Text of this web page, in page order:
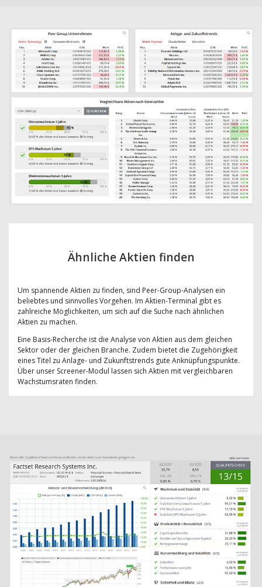
Ähnliche Aktien finden
Um spannende Aktien zu finden, sind Peer-Group-Analysen ein
beliebtes und sinnvolles Vorgehen. Im Aktien-Terminal gibt es
zahlreiche Möglichkeiten, um sich auf die Suche nach ähnlichen
Aktien zu machen.
Eine Basis-Recherche ist die Analyse von Aktien aus dem gleichen
Sektor oder der gleichen Branche. Zudem bietet die Zugehörigkeit
eines Titel zu Anlage- und Zukunftstrends gute Anknüpfungspunkte.
Über unser Screener-Modul lassen sich Aktien mit vergleichbaren
Wachstumsraten finden.